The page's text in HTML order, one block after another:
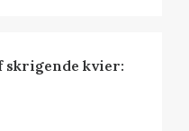
skrigende kvier: